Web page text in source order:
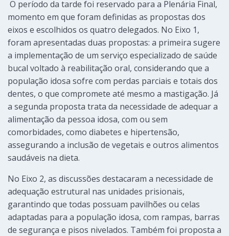
O período da tarde foi reservado para a Plenária Final,
momento em que foram definidas as propostas dos
eixos e escolhidos os quatro delegados. No Eixo 1,
foram apresentadas duas propostas: a primeira sugere
a implementação de um serviço especializado de saúde
bucal voltado à reabilitação oral, considerando que a
população idosa sofre com perdas parciais e totais dos
dentes, o que compromete até mesmo a mastigação. Já
a segunda proposta trata da necessidade de adequar a
alimentação da pessoa idosa, com ou sem
comorbidades, como diabetes e hipertensão,
assegurando a inclusão de vegetais e outros alimentos
saudáveis na dieta.
No Eixo 2, as discussões destacaram a necessidade de
adequação estrutural nas unidades prisionais,
garantindo que todas possuam pavilhões ou celas
adaptadas para a população idosa, com rampas, barras
de segurança e pisos nivelados. Também foi proposta a